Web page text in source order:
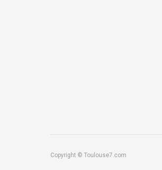
Copyright © Toulouse7.com